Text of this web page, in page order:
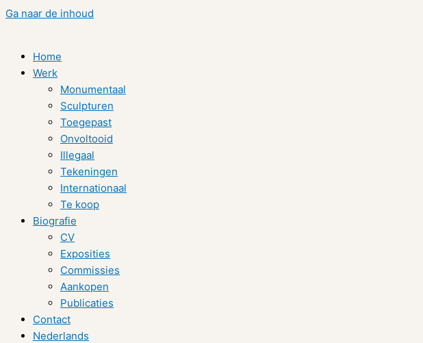
Ga naar de inhoud
Home
Werk
Monumentaal
Sculpturen
Toegepast
Onvoltooid
Illegaal
Tekeningen
Internationaal
Te koop
Biografie
CV
Exposities
Commissies
Aankopen
Publicaties
Contact
Nederlands